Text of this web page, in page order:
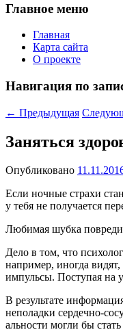
Главное меню
Главная
Карта сайта
О проекте
Навигация по
← Предыдущая
Заняться
Опубликовано
Если ночные страхи
у тебя не получается
Любимая шубка
Дело в том, что
например, иногда
импульсы. Поступая на
В результате
неполадки сердечно-
альности могли бы